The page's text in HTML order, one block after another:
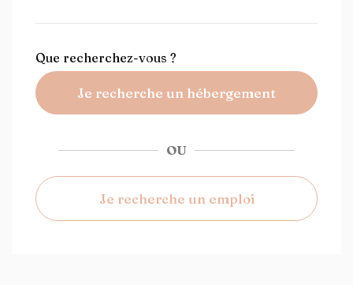
Que recherchez-vous ?
Je recherche un hébergement
OU
Je recherche un emploi